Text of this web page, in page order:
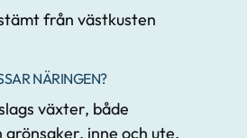
från västkusten
NÄRINGEN?
växter, både
inne och ute.